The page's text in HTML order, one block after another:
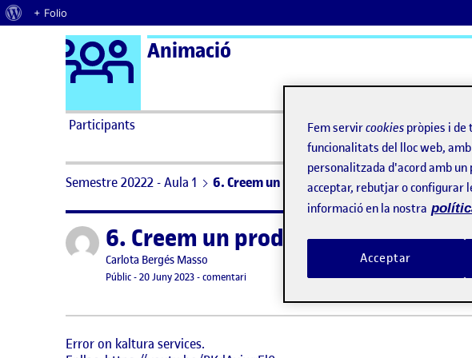
Quant al WordPress
+ Folio
Saltar al contingut Logo Ágora
Animació
Participants ActiFolios
Semestre 20222 - Aula 1 6. Creem un producte: parallax 2,5D
Publicat per6. Creem un producte: parallax
Publicat per
Carlota Bergés Masso
Visibilitat:
Públic-Data de publicació
20 Juny 2023-comentariel 6. Creem un producte: parallax 2,5D
Error on kaltura services.
Fem servircookies pròpies i
funcionalitats del lloc web,
personalitzada d'acord amb
acceptar, rebutjar o configurar
informació en la nostra
Acceptar